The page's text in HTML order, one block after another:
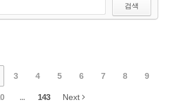
검색
3 4 5 6 7 8 9
... 143 Next